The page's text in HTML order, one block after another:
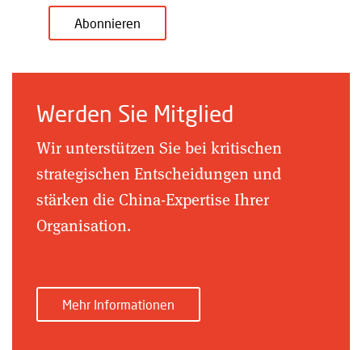
Abonnieren
Werden Sie Mitglied
Wir unterstützen Sie bei kritischen
strategischen Entscheidungen und
stärken die China-Expertise Ihrer
Organisation.
Mehr Informationen